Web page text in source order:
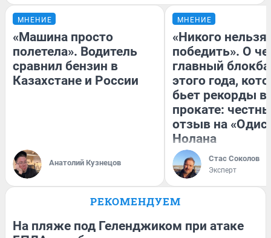
МНЕНИЕ
«Машина просто
полетела». Водитель
сравнил бензин в
Казахстане и России
Анатолий Кузнецов
МНЕНИЕ
«Никого нельзя
победить». О
главный
этого года,
бьет рекорды в
прокате:
отзыв на
Нолана
Стас Соколов
Эксперт
РЕКОМЕНДУЕМ
На пляже под Геленджиком при атаке